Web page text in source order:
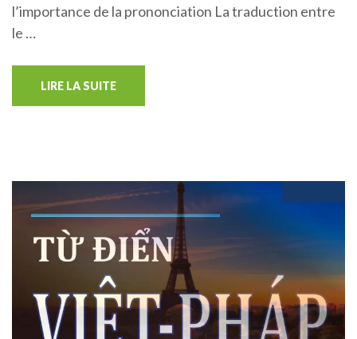
l’importance de la prononciation La traduction entre
le …
LIRE LA SUITE